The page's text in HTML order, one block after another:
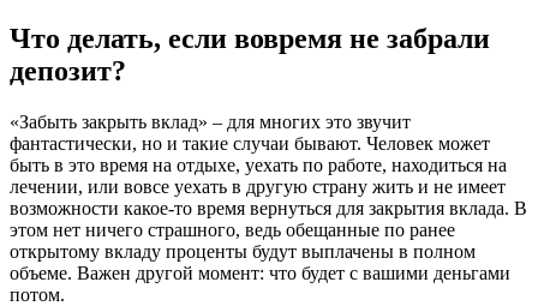
Что делать, если вовремя не забрали
депозит?
«Забыть закрыть вклад» – для многих это звучит
фантастически, но и такие случаи бывают. Человек может
быть в это время на отдыхе, уехать по работе, находиться на
лечении, или вовсе уехать в другую страну жить и не имеет
возможности какое-то время вернуться для закрытия вклада. В
этом нет ничего страшного, ведь обещанные по ранее
открытому вкладу проценты будут выплачены в полном
объеме. Важен другой момент: что будет с вашими деньгами
потом.